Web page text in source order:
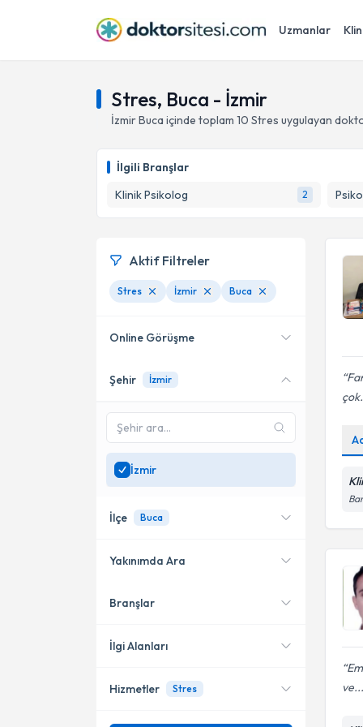
Uzmanlar
Stres, Buca - İzmir
İzmirBuca içinde toplam 10 Stres uygulayan
İlgili Branşlar
Klinik Psikolog
2
ve...
Aktif Filtreler
Stres İzmir Buca
Online Görüşme
Online danışmanlık sunan
Sadeceİzmir
uzman ara
Şehir İzmir
İzmir
İlçe Buca
Konak
Bayraklı
Yakınımda Ara
Konumuma yakın uzmanları
Branşlar
Klinik Psikolog
İlgi Alanları
Hizmetler Stres